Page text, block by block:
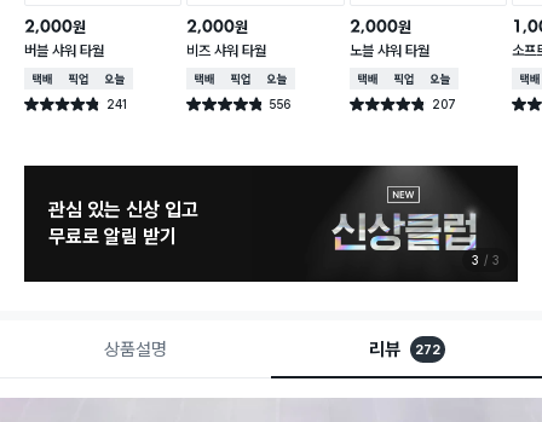
2,000원
버블 샤워 타월
택배배송매장픽업오늘배송
별점 4.8점 241
건 작성
2,000원
비즈 샤워 타월
택배배송매장픽업오늘배송
별점 4.8점 556
건 작성
2,000원
노블 샤워 타월
택배배송매장픽업오늘배송
별점 4.8점 207
건 작성
소프
택배
별점
관심 있는 신상 입고
무료로 알림 받기
3 3
상품설명 리뷰 272